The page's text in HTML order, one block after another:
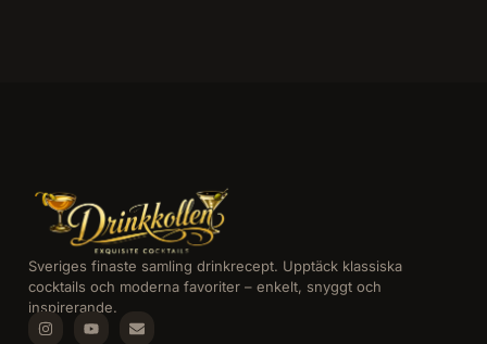
Sveriges finaste samling drinkrecept. Upptäck klassiska
cocktails och moderna favoriter – enkelt, snyggt och
inspirerande.